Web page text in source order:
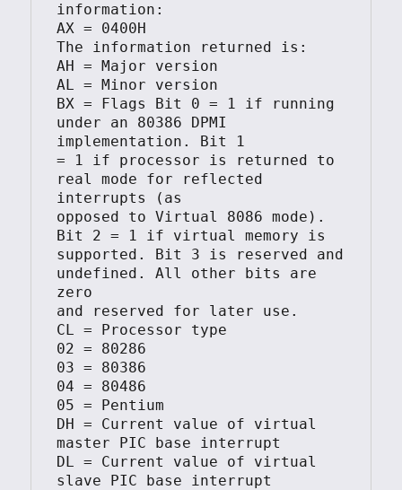
information:
AX = 0400H
The information returned is:
AH = Major version
AL = Minor version
BX = Flags Bit 0 = 1 if running
under an 80386 DPMI
implementation. Bit 1
= 1 if processor is returned to
real mode for reflected
interrupts (as
opposed to Virtual 8086 mode).
Bit 2 = 1 if virtual memory is
supported. Bit 3 is reserved and
undefined. All other bits are
zero
and reserved for later use.
CL = Processor type
02 = 80286
03 = 80386
04 = 80486
05 = Pentium
DH = Current value of virtual
master PIC base interrupt
DL = Current value of virtual
slave PIC base interrupt